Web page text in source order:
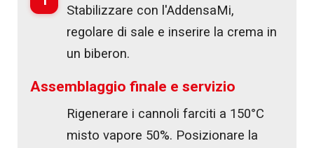
Stabilizzare con l'AddensaMi,
regolare di sale e inserire la crema in
un biberon.
Assemblaggio finale e servizio
Rigenerare i cannoli farciti a 150°C
misto vapore 50%. Posizionare la